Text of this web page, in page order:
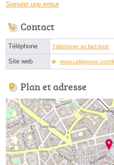
Signaler une erreur
Contact
Téléphone Téléphoner au fast-food
Site web www.cafejoyeux.com/
Plan et adresse